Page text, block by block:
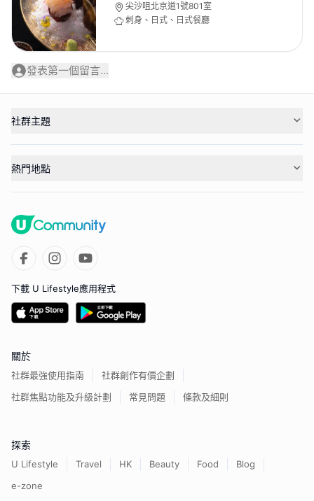
尖沙咀北京道1號801室
刺身、日式、日式餐廳
發表第一個留言...
社群主題
熱門地點
下載 U Lifestyle應用程式
關於
社群最強使用指南
社群創作有價企劃
社群焦點功能及升級計劃
常見問題 條款及細則
探索
U Lifestyle Travel HK Beauty Food
Blog
e-zone